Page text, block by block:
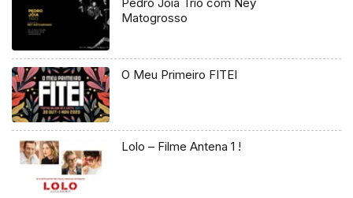
Pedro Jóia Trio com Ney
Matogrosso
O Meu Primeiro FITEI
Lolo – Filme Antena 1 !